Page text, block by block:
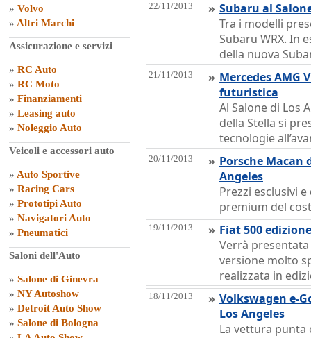
» Volvo
» Altri Marchi
Assicurazione e servizi
» RC Auto
» RC Moto
» Finanziamenti
» Leasing auto
» Noleggio Auto
Veicoli e accessori auto
» Auto Sportive
» Racing Cars
» Prototipi Auto
» Navigatori Auto
» Pneumatici
Saloni dell'Auto
» Salone di Ginevra
» NY Autoshow
» Detroit Auto Show
» Salone di Bologna
22/11/2013 » Subaru al
Tra i modelli
Subaru WRX. In
della nuova
21/11/2013 » Mercedes AMG
futuristica
Al Salone di Los
della Stella si
tecnologie
20/11/2013 » Porsche Macan
Angeles
Prezzi esclusivi
premium del
19/11/2013 » Fiat 500
Verrà presentata
versione molto
realizzata in
18/11/2013 » Volkswagen e-
Los Angeles
La vettura